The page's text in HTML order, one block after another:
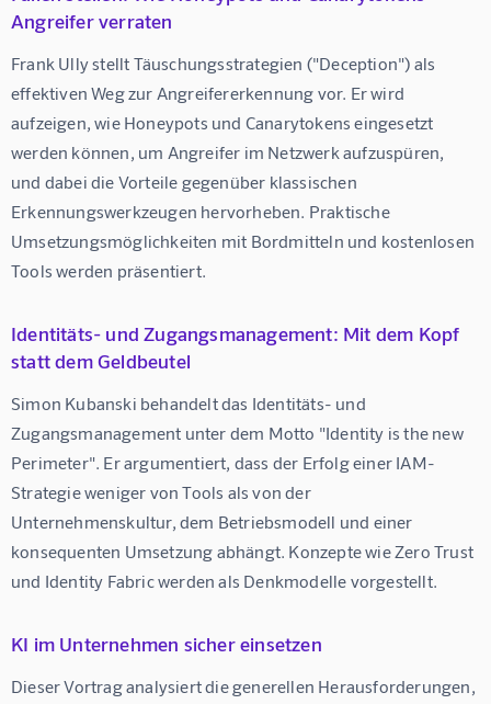
Angreifer verraten
Frank Ully stellt Täuschungsstrategien ("Deception") als
effektiven Weg zur Angreifererkennung vor. Er wird
aufzeigen, wie Honeypots und Canarytokens eingesetzt
werden können, um Angreifer im Netzwerk aufzuspüren,
und dabei die Vorteile gegenüber klassischen
Erkennungswerkzeugen hervorheben. Praktische
Umsetzungsmöglichkeiten mit Bordmitteln und kostenlosen
Tools werden präsentiert.
Identitäts- und Zugangsmanagement: Mit dem Kopf
statt dem Geldbeutel
Simon Kubanski behandelt das Identitäts- und
Zugangsmanagement unter dem Motto "Identity is the new
Perimeter". Er argumentiert, dass der Erfolg einer IAM-
Strategie weniger von Tools als von der
Unternehmenskultur, dem Betriebsmodell und einer
konsequenten Umsetzung abhängt. Konzepte wie Zero Trust
und Identity Fabric werden als Denkmodelle vorgestellt.
KI im Unternehmen sicher einsetzen
Dieser Vortrag analysiert die generellen Herausforderungen,